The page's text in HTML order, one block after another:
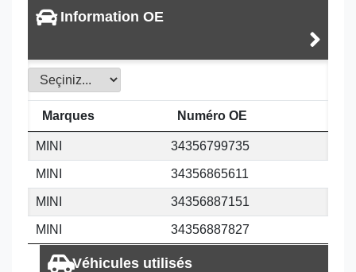
Information OE
Marques Numéro OE
MINI 34356799735
MINI 34356865611
MINI 34356887151
MINI 34356887827
Véhicules utilisés